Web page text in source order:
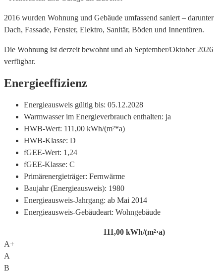
2016 wurden Wohnung und Gebäude umfassend saniert – darunter
Dach, Fassade, Fenster, Elektro, Sanitär, Böden und Innentüren.
Die Wohnung ist derzeit bewohnt und ab September/Oktober 2026
verfügbar.
Energieeffizienz
Energieausweis gültig bis: 05.12.2028
Warmwasser im Energieverbrauch enthalten: ja
HWB-Wert: 111,00 kWh/(m²*a)
HWB-Klasse: D
fGEE-Wert: 1,24
fGEE-Klasse: C
Primärenergieträger: Fernwärme
Baujahr (Energieausweis): 1980
Energieausweis-Jahrgang: ab Mai 2014
Energieausweis-Gebäudeart: Wohngebäude
111,00 kWh/(m²·a)
A+
A
B